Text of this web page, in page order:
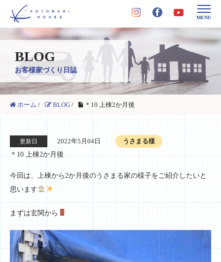
MENU
BLOG
お客様家づくり日誌
ホーム / BLOG / ＊10 上棟2か月後
更新日 2022年5月04日
うさまる様
＊10 上棟2か月後
今回は、上棟から2か月後のうさまる家の様子をご紹介したいと
思います
まずは玄関から